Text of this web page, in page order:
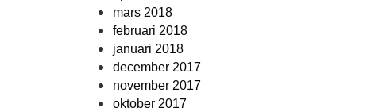
mars 2018
februari 2018
januari 2018
december 2017
november 2017
oktober 2017